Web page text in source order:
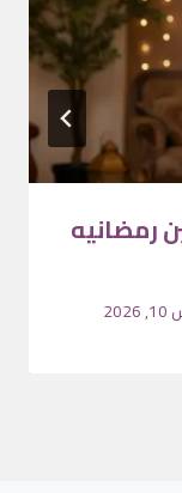
رمضانيه